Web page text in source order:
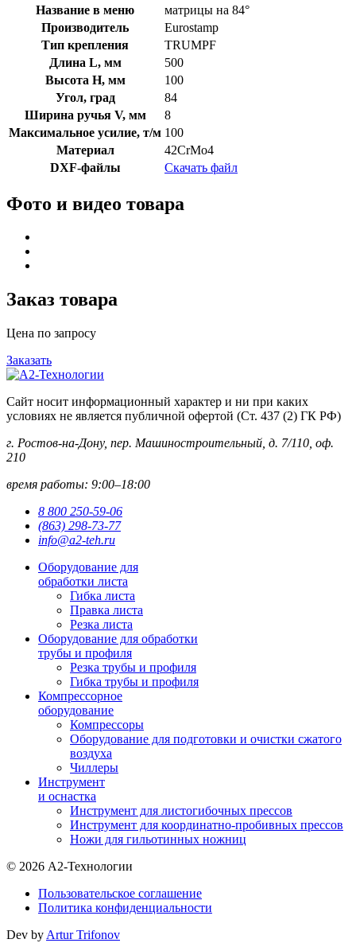
Название в меню
матрицы на 84°
Производитель
Eurostamp
Тип крепления
TRUMPF
Длина L, мм
500
Высота H, мм
100
Угол, град
84
Ширина ручья V, мм
8
Максимальное усилие, т/м 100
Материал
42CrMo4
DXF-файлы
Скачать файл
Фото и видео товара
Заказ товара
Цена по запросу
Заказать
Сайт носит информационный характер и ни при каких
условиях не является публичной офертой (Ст. 437 (2) ГК РФ)
г. Ростов-на-Дону, пер. Машиностроительный, д. 7/110, оф.
210
время работы: 9:00–18:00
8 800 250-59-06
(863) 298-73-77
info@a2-teh.ru
Оборудование для
обработки листа
Гибка листа
Правка листа
Резка листа
Оборудование для обработки
трубы и профиля
Резка трубы и профиля
Гибка трубы и профиля
Компрессорное
оборудование
Компрессоры
Оборудование для подготовки и очистки сжатого
воздуха
Чиллеры
Инструмент
и оснастка
Инструмент для листогибочных прессов
Инструмент для координатно-пробивных прессов
Ножи для гильотинных ножниц
© 2026 А2-Технологии
Пользовательское соглашение
Политика конфиденциальности
Dev by Artur Trifonov